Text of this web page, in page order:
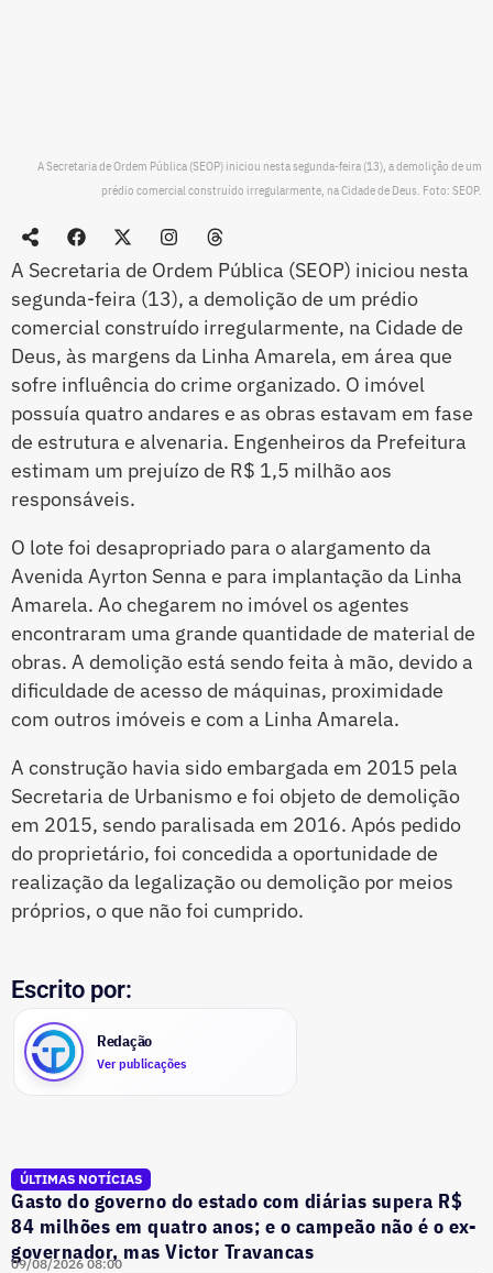
A Secretaria de Ordem Pública (SEOP) iniciou nesta segunda-feira (13), a demolição de um
prédio comercial construído irregularmente, na Cidade de Deus. Foto: SEOP.
A Secretaria de Ordem Pública (SEOP) iniciou nesta
segunda-feira (13), a demolição de um prédio
comercial construído irregularmente, na Cidade de
Deus, às margens da Linha Amarela, em área que
sofre influência do crime organizado. O imóvel
possuía quatro andares e as obras estavam em fase
de estrutura e alvenaria. Engenheiros da Prefeitura
estimam um prejuízo de R$ 1,5 milhão aos
responsáveis.
O lote foi desapropriado para o alargamento da
Avenida Ayrton Senna e para implantação da Linha
Amarela. Ao chegarem no imóvel os agentes
encontraram uma grande quantidade de material de
obras. A demolição está sendo feita à mão, devido a
dificuldade de acesso de máquinas, proximidade
com outros imóveis e com a Linha Amarela.
A construção havia sido embargada em 2015 pela
Secretaria de Urbanismo e foi objeto de demolição
em 2015, sendo paralisada em 2016. Após pedido
do proprietário, foi concedida a oportunidade de
realização da legalização ou demolição por meios
próprios, o que não foi cumprido.
Escrito por:
Redação
Ver publicações
ÚLTIMAS NOTÍCIAS
Gasto do governo do estado com diárias supera R$
84 milhões em quatro anos; e o campeão não é o ex-
governador, mas Victor Travancas
09/08/2026 08:00